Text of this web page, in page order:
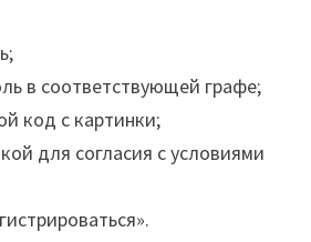
в соответствующей графе;
код с картинки;
для согласия с условиями